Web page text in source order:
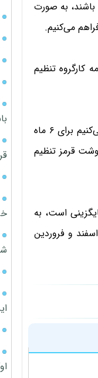
باشند، به صورت
می‌کنیم.
کارگروه تنظیم
جعفری این را هم گفت: ما از نظر ذخایر به اندازه کافی داریم و در حال حاضر گوشتی که خرید می‌کنیم برای ۶ ماه
قرمز تنظیم
است، به
و فروردین